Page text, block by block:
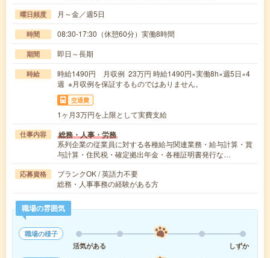
曜日頻度 月～金／週5日
時間 08:30-17:30（休憩60分）実働8時間
期間 即日～長期
時給
時給1490円 月収例 23万円 時給1490円×実働8h×週5日×4
週 ※月収例を保証するものではありません。
交通費
1ヶ月3万円を上限として実費支給
仕事内容 総務・人事・労務
系列企業の従業員に対する各種給与関連業務・給与計算・賞
与計算・住民税・確定拠出年金・各種証明書発行な…
応募資格
ブランクOK / 英語力不要
総務・人事事務の経験がある方
職場の雰囲気
職場の様子
活気がある
しずか